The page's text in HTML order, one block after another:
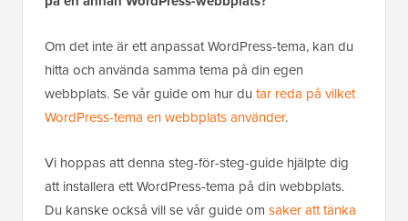
Om det inte är ett anpassat WordPress-tema, kan du
hitta och använda samma tema på din egen
webbplats. Se vår guide om hur du tar reda på vilket
WordPress-tema en webbplats använder.
Vi hoppas att denna steg-för-steg-guide hjälpte dig
att installera ett WordPress-tema på din webbplats.
Du kanske också vill se vår guide om saker att tänka